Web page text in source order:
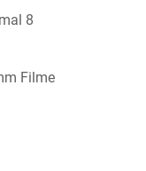
8
Filme